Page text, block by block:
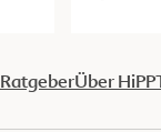
RatgeberÜber HiPP